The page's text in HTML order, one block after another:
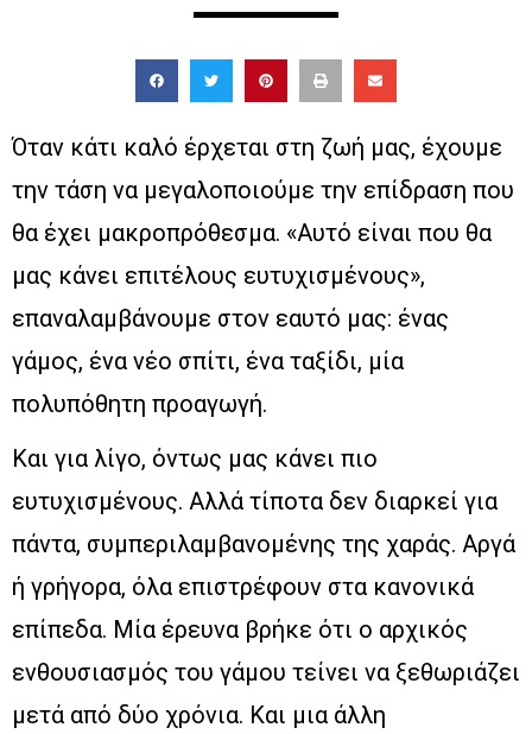
Όταν κάτι καλό έρχεται στη ζωή μας, έχουμε
την τάση να μεγαλοποιούμε την επίδραση που
θα έχει μακροπρόθεσμα. «Αυτό είναι που θα
μας κάνει επιτέλους ευτυχισμένους»,
επαναλαμβάνουμε στον εαυτό μας: ένας
γάμος, ένα νέο σπίτι, ένα ταξίδι, μία
πολυπόθητη προαγωγή.
Και για λίγο, όντως μας κάνει πιο
ευτυχισμένους. Αλλά τίποτα δεν διαρκεί για
πάντα, συμπεριλαμβανομένης της χαράς. Αργά
ή γρήγορα, όλα επιστρέφουν στα κανονικά
επίπεδα. Μία έρευνα βρήκε ότι ο αρχικός
ενθουσιασμός του γάμου τείνει να ξεθωριάζει
μετά από δύο χρόνια. Και μια άλλη